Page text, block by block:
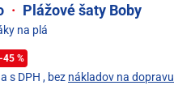
· Plážové šaty Boby
na plá
-45 %
s DPH , bez nákladov na dopravu